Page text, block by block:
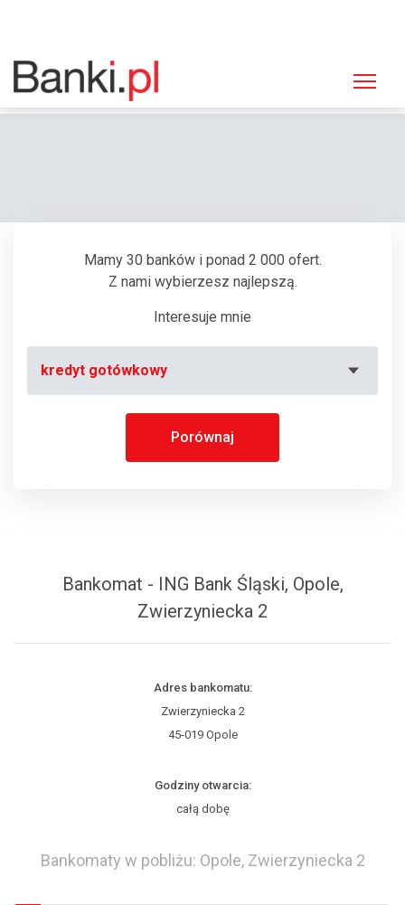
Strona główna
Bankomat ING Bank Śląski, Opole, Zwierzyniecka 2
Mamy 30 banków i ponad 2 000 ofert.
Z nami wybierzesz najlepszą.
Interesuje mnie
kredyt gotówkowy
Porównaj
Bankomat - ING Bank Śląski, Opole,
Zwierzyniecka 2
Adres bankomatu:
Zwierzyniecka 2
45-019 Opole
Godziny otwarcia:
całą dobę
Bankomaty w pobliżu: Opole, Zwierzyniecka 2